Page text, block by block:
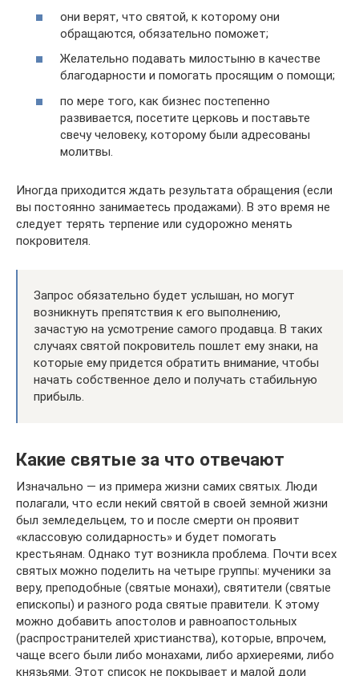
они верят, что святой, к которому они
обращаются, обязательно поможет;
Желательно подавать милостыню в качестве
благодарности и помогать просящим о помощи;
по мере того, как бизнес постепенно
развивается, посетите церковь и поставьте
свечу человеку, которому были адресованы
молитвы.
Иногда приходится ждать результата обращения (если
вы постоянно занимаетесь продажами). В это время не
следует терять терпение или судорожно менять
покровителя.
Запрос обязательно будет услышан, но могут
возникнуть препятствия к его выполнению,
зачастую на усмотрение самого продавца. В таких
случаях святой покровитель пошлет ему знаки, на
которые ему придется обратить внимание, чтобы
начать собственное дело и получать стабильную
прибыль.
Какие святые за что отвечают
Изначально — из примера жизни самих святых. Люди
полагали, что если некий святой в своей земной жизни
был земледельцем, то и после смерти он проявит
«классовую солидарность» и будет помогать
крестьянам. Однако тут возникла проблема. Почти всех
святых можно поделить на четыре группы: мученики за
веру, преподобные (святые монахи), святители (святые
епископы) и разного рода святые правители. К этому
можно добавить апостолов и равноапостольных
(распространителей христианства), которые, впрочем,
чаще всего были либо монахами, либо архиереями, либо
князьями. Этот список не покрывает и малой доли